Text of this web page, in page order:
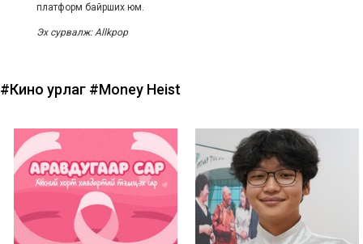
платформ байрших юм.
Эх сурвалж: Allkpop
#Кино урлаг #Money Heist